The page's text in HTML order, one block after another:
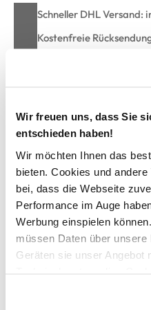
Wir freuen uns, dass Sie
entschieden haben!
Wir möchten Ihnen das
bieten. Cookies und
bei, dass die Webseite
Performance im Auge
Werbung einspielen
müssen Daten über
Geräten sie unser Angebot
werden, werden bei der
Schneller DHL Versand:
Kostenfreie
Kostenlose
Zur
Unisex Handschuhe
Warme
Melierter Strick außen
Handfläche aus
Restliche Innenseite aus